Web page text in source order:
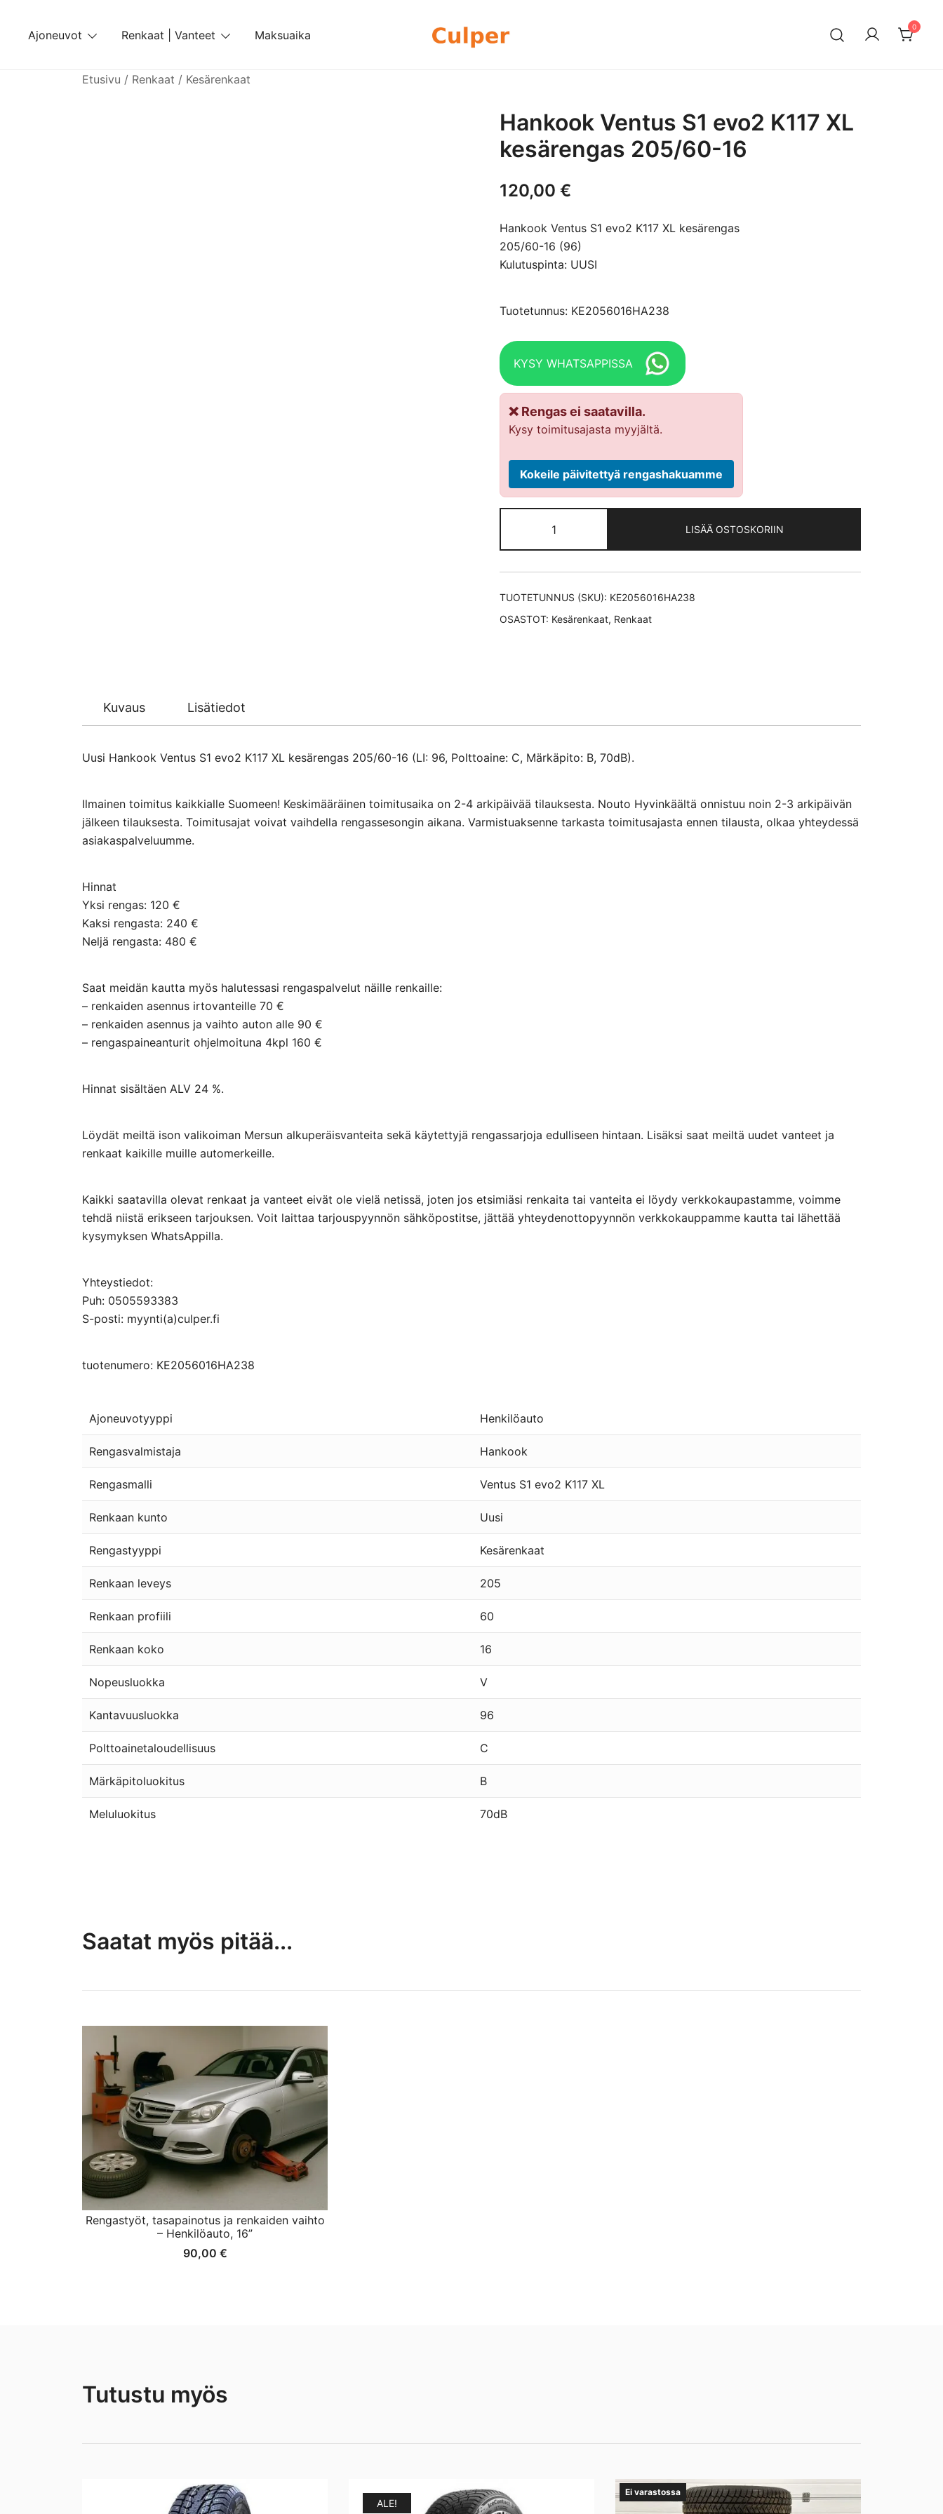
content
Ajoneuvot Renkaat | Vanteet Maksuaika
0
Etusivu / Renkaat / Kesärenkaat
Hankook Ventus S1 evo2 K117 XL
kesärengas 205/60-16
120,00 €
Hankook Ventus S1 evo2 K117 XL kesärengas
205/60-16 (96)
Kulutuspinta: UUSI
Tuotetunnus: KE2056016HA238
KYSY WHATSAPPISSA
❌ Rengas ei saatavilla.
Kysy toimitusajasta myyjältä.
Kokeile päivitettyä rengashakuamme
Ventus
S1
evo2
K117 XL
205/60-
LISÄÄ OSTOSKORIIN
TUOTETUNNUS (SKU): KE2056016HA238
OSASTOT: Kesärenkaat, Renkaat
Kuvaus Lisätiedot
Uusi Hankook Ventus S1 evo2 K117 XL kesärengas 205/60-16 (LI: 96, Polttoaine: C, Märkäpito: B, 70dB).
Ilmainen toimitus kaikkialle Suomeen! Keskimääräinen toimitusaika on 2-4 arkipäivää tilauksesta. Nouto Hyvinkäältä onnistuu noin 2-3 arkipäivän
jälkeen tilauksesta. Toimitusajat voivat vaihdella rengassesongin aikana. Varmistuaksenne tarkasta toimitusajasta ennen tilausta, olkaa yhteydessä
asiakaspalveluumme.
Hinnat
Yksi rengas: 120 €
Kaksi rengasta: 240 €
Neljä rengasta: 480 €
Saat meidän kautta myös halutessasi rengaspalvelut näille renkaille:
– renkaiden asennus irtovanteille 70 €
– renkaiden asennus ja vaihto auton alle 90 €
– rengaspaineanturit ohjelmoituna 4kpl 160 €
Hinnat sisältäen ALV 24 %.
Löydät meiltä ison valikoiman Mersun alkuperäisvanteita sekä käytettyjä rengassarjoja edulliseen hintaan. Lisäksi saat meiltä uudet vanteet ja
renkaat kaikille muille automerkeille.
Kaikki saatavilla olevat renkaat ja vanteet eivät ole vielä netissä, joten jos etsimiäsi renkaita tai vanteita ei löydy verkkokaupastamme, voimme
tehdä niistä erikseen tarjouksen. Voit laittaa tarjouspyynnön sähköpostitse, jättää yhteydenottopyynnön verkkokauppamme kautta tai lähettää
kysymyksen WhatsAppilla.
Yhteystiedot:
Puh: 0505593383
S-posti: myynti(a)culper.fi
tuotenumero: KE2056016HA238
Ajoneuvotyyppi Henkilöauto
Rengasvalmistaja Hankook
Rengasmalli Ventus S1 evo2 K117 XL
Renkaan kunto Uusi
Rengastyyppi Kesärenkaat
Renkaan leveys 205
Renkaan profiili 60
Renkaan koko 16
Nopeusluokka V
Kantavuusluokka 96
Polttoainetaloudellisuus C
Märkäpitoluokitus B
Meluluokitus 70dB
Saatat myös pitää...
Rengastyöt, tasapainotus ja renkaiden vaihto
– Henkilöauto, 16”
90,00 €
Tutustu myös
ALE!
Ei varastossa